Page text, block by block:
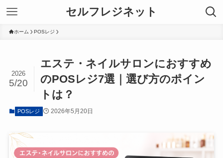
セルフレジネット
ホーム POSレジ
エステ・ネイルサロンにおすすめ
のPOSレジ7選｜選び方のポイン
トは？
2026
5/20
POSレジ 2026年5月20日